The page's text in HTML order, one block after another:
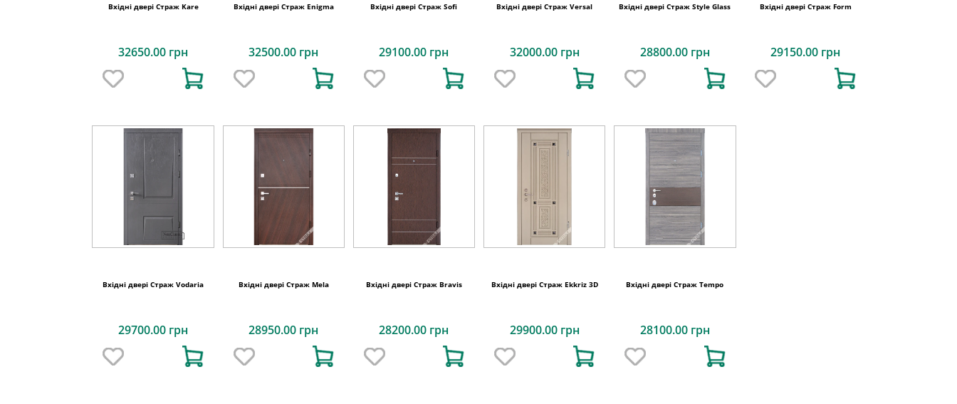
Вхідні двері Страж Kare
32650.00 грн
Вхідні двері Страж Enigma
32500.00 грн
Вхідні двері Страж Sofi
29100.00 грн
Вхідні двері Страж Versal
32000.00 грн
Вхідні двері Страж Style Glass
28800.00 грн
Вхідні двері Страж Form
29150.00 грн
Вхідні двері Страж Vodaria
29700.00 грн
Вхідні двері Страж Mela
28950.00 грн
Вхідні двері Страж Bravis
28200.00 грн
Вхідні двері Страж Ekkriz 3D
29900.00 грн
Вхідні двері Страж Tempo
28100.00 грн